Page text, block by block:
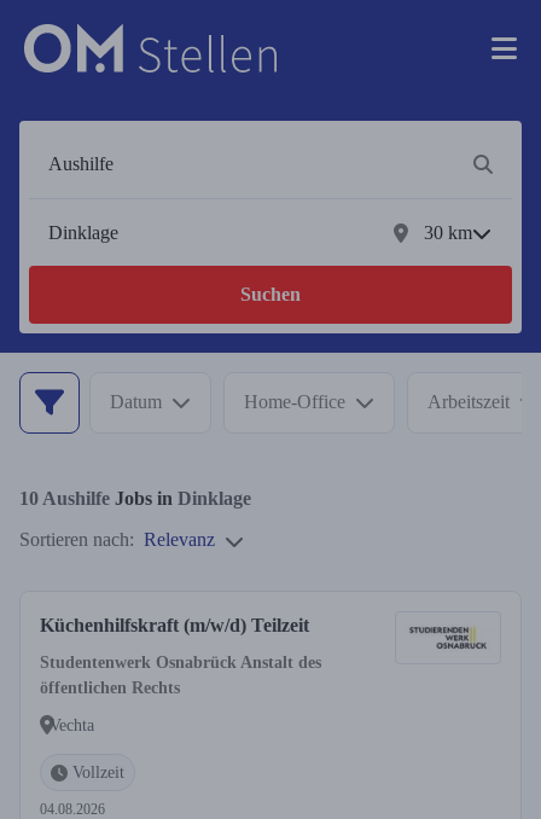
30 km
Suchen
Datum Home-Office Arbeitszeit
10 Aushilfe Jobs in Dinklage
Sortieren nach: Relevanz
Küchenhilfskraft (m/w/d) Teilzeit
Studentenwerk Osnabrück Anstalt des
öffentlichen Rechts
Vechta
Vollzeit
04.08.2026